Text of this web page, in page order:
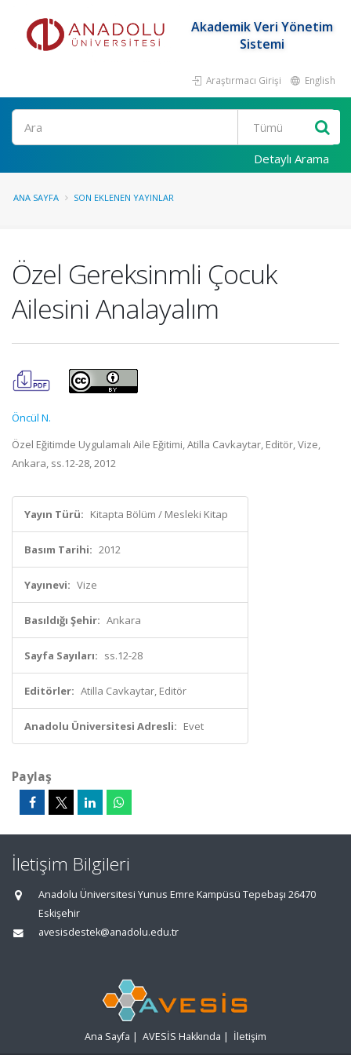
Akademik Veri Yönetim
Sistemi
Araştırmacı Girişi English
Ara
Detaylı Arama
ANA SAYFA SON EKLENEN YAYINLAR
Özel Gereksinmli Çocuk
Ailesini Analayalım
Öncül N.
Özel Eğitimde Uygulamalı Aile Eğitimi, Atilla Cavkaytar, Editör, Vize,
Ankara, ss.12-28, 2012
Yayın Türü: Kitapta Bölüm / Mesleki Kitap
Basım Tarihi: 2012
Yayınevi: Vize
Basıldığı Şehir: Ankara
Sayfa Sayıları: ss.12-28
Editörler: Atilla Cavkaytar, Editör
Anadolu Üniversitesi Adresli: Evet
Paylaş
İletişim Bilgileri
Anadolu Üniversitesi Yunus Emre Kampüsü Tepebaşı 26470
Eskişehir
avesisdestek@anadolu.edu.tr
Ana Sayfa | AVESİS Hakkında | İletişim